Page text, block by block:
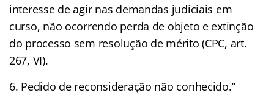
interesse de agir nas demandas judiciais em
curso, não ocorrendo perda de objeto e extinção
do processo sem resolução de mérito (CPC, art.
267, VI).
6. Pedido de reconsideração não conhecido.”